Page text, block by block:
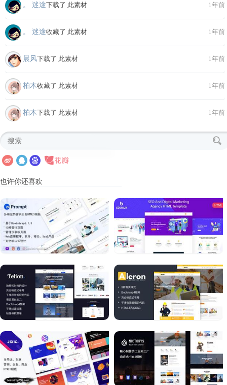
。 迷途下载了 此素材 1年前
。 迷途收藏了 此素材 1年前
晨风下载了 此素材 1年前
柏木收藏了 此素材 1年前
柏木下载了 此素材 1年前
也许你还喜欢